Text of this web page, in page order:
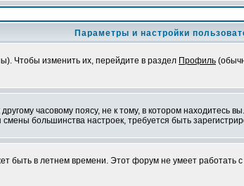
Параметры и настройки
Чтобы изменить их, перейдите в раздел Профиль
часовому поясу, не к тому, в котором находитесь
большинства настроек, требуется быть
быть в летнем времени. Этот форум не умеет